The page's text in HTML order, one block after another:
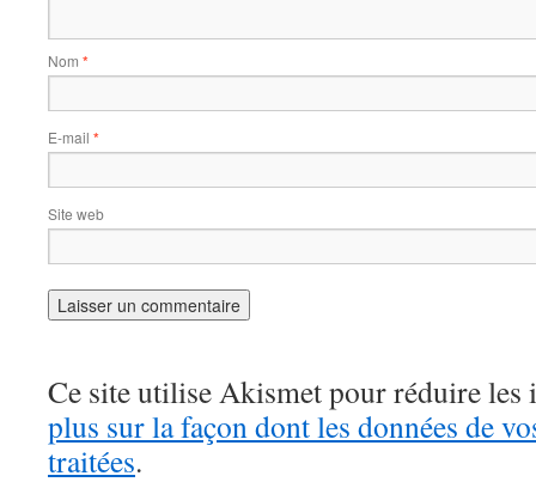
Nom *
E-mail *
Site web
Ce site utilise Akismet pour réduire les
plus sur la façon dont les données de
traitées.